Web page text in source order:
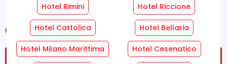
Hotel Rimini Hotel Riccione
Hotel Cattolica Hotel Bellaria
Hotel Milano Marittima Hotel Cesenatico
Home Strutture»Albergo Villalma
RICHIEDI UN PREVENTIVO GRATUITO SENZA